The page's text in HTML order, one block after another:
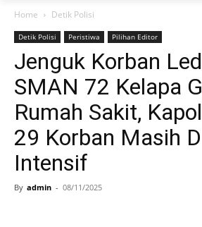
Home Detik Polisi
Detik Polisi Peristiwa Pilihan Editor
Jenguk Korban
SMAN 72 Kelapa
Rumah Sakit,
29 Korban Masih
Intensif
By admin - 08/11/2025